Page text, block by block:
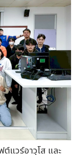
แวร์อาวุโส และ